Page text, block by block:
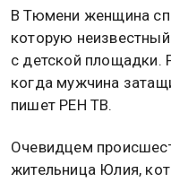
В Тюмени женщина
которую
с детской площадки.
когда мужчина
пишет РЕН ТВ.
Очевидцем
жительница Юлия,